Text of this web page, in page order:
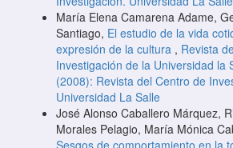
María Elena Camarena Adame,
Santiago, El estudio de la vida
expresión de la cultura , Revista
Investigación de la Universidad la
(2008): Revista del Centro de
Universidad La Salle
José Alonso Caballero Márquez,
Morales Pelagio, María Mónica